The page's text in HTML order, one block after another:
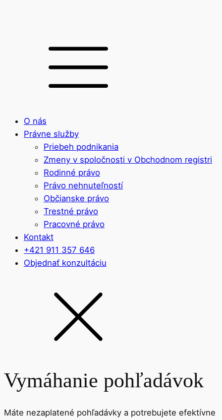
O nás
Právne služby
Priebeh podnikania
Zmeny v spoločnosti v Obchodnom registri
Rodinné právo
Právo nehnuteľností
Občianske právo
Trestné právo
Pracovné právo
Kontakt
+421 911 357 646
Objednať konzultáciu
Vymáhanie pohľadávok
Máte nezaplatené pohľadávky a potrebujete efektívne